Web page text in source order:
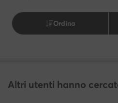
Ordina
Altri utenti hanno